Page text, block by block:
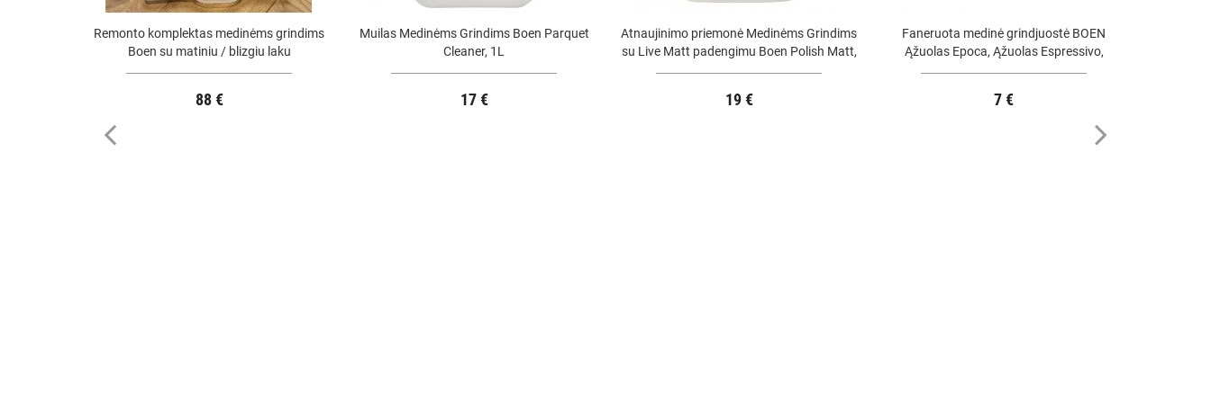
Remonto komplektas medinėms grindims
Boen su matiniu / blizgiu laku
88 €
Muilas Medinėms Grindims Boen Parquet
Cleaner, 1L
17 €
Atnaujinimo priemonė Medinėms Grindims
su Live Matt padengimu Boen Polish Matt,
19 €
Faneruota medinė grindjuostė BOEN
Ąžuolas Epoca, Ąžuolas Espressivo,
7 €